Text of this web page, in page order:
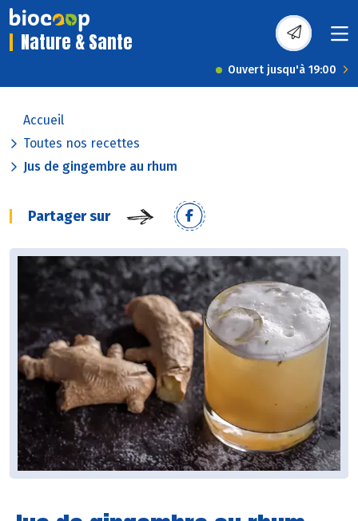
Nature & Sante
Ouvert jusqu'à 19:00
Accueil
Toutes nos recettes
Jus de gingembre au rhum
Partager sur